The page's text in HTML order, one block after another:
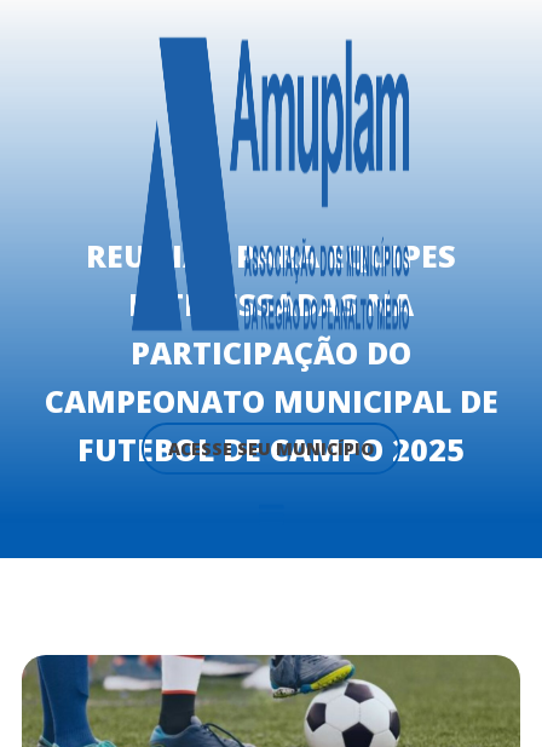
ACESSE SEU MUNICÍPIO
REUNIÃO PARA EQUIPES
INTERESSADAS NA
PARTICIPAÇÃO DO
CAMPEONATO MUNICIPAL DE
FUTEBOL DE CAMPO 2025